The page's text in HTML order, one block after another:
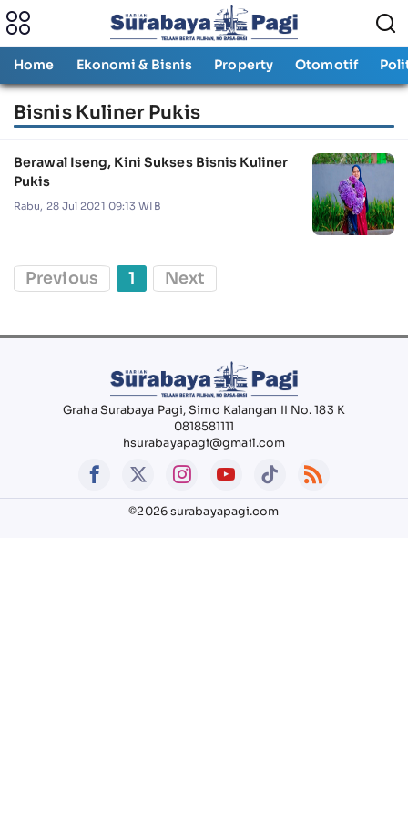
Home Ekonomi & Bisnis Property Otomotif
Bisnis Kuliner Pukis
Berawal Iseng, Kini Sukses Bisnis Kuliner
Pukis
Rabu, 28 Jul 2021 09:13 WIB
Previous 1 Next
Graha Surabaya Pagi, Simo Kalangan II No. 183 K
0818581111
hsurabayapagi@gmail.com
©2026 surabayapagi.com